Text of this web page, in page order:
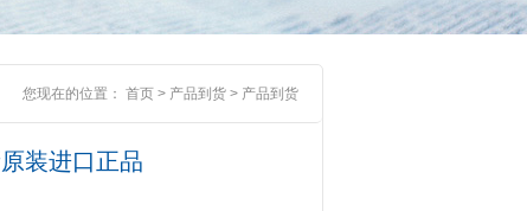
您现在的位置： 首页 > 产品到货 > 产品到货
装进口正品